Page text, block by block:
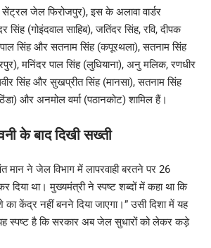
सेंट्रल जेल फिरोजपुर), इस के अलावा वार्डर
(गोइंदवाल साहिब), जतिंदर सिंह, रवि, दीपक
सिंह और सतनाम सिंह (कपूरथला), सतनाम सिंह
मनिंदर पाल सिंह (लुधियाना), अनु मलिक, रणधीर
सिंह और सुखप्रीत सिंह (मानसा), सतनाम सिंह
और अनमोल वर्मा (पठानकोट) शामिल हैं।
के बाद दिखी सख्ती
मान ने जेल विभाग में लापरवाही बरतने पर 26
दिया था। मुख्यमंत्री ने स्पष्ट शब्दों में कहा था कि
केंद्र नहीं बनने दिया जाएगा।” उसी दिशा में यह
स्पष्ट है कि सरकार अब जेल सुधारों को लेकर कड़े